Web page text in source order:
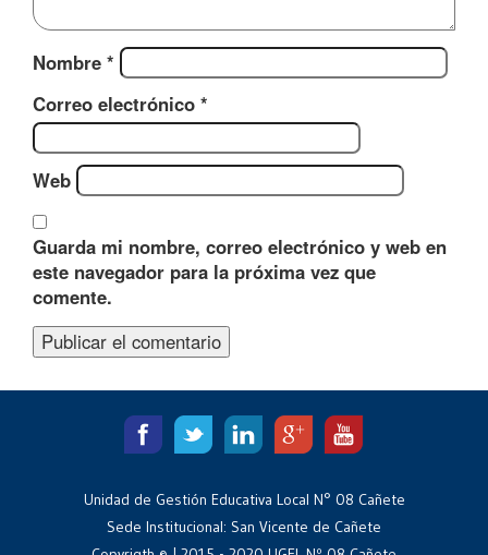
Nombre *
Correo electrónico *
Web
Guarda mi nombre, correo electrónico y web en
este navegador para la próxima vez que
comente.
Unidad de Gestión Educativa Local N° 08 Cañete
Sede Institucional: San Vicente de Cañete